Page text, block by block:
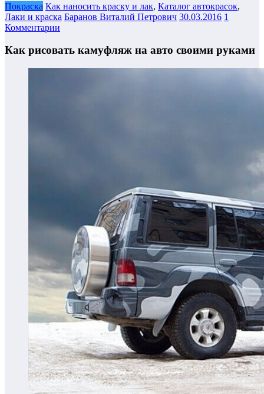
Покраска Как наносить краску и лак, Каталог автокрасок,
Лаки и краска Баранов Виталий Петрович 30.03.2016 1
Комментарии
Как рисовать камуфляж на авто своими руками